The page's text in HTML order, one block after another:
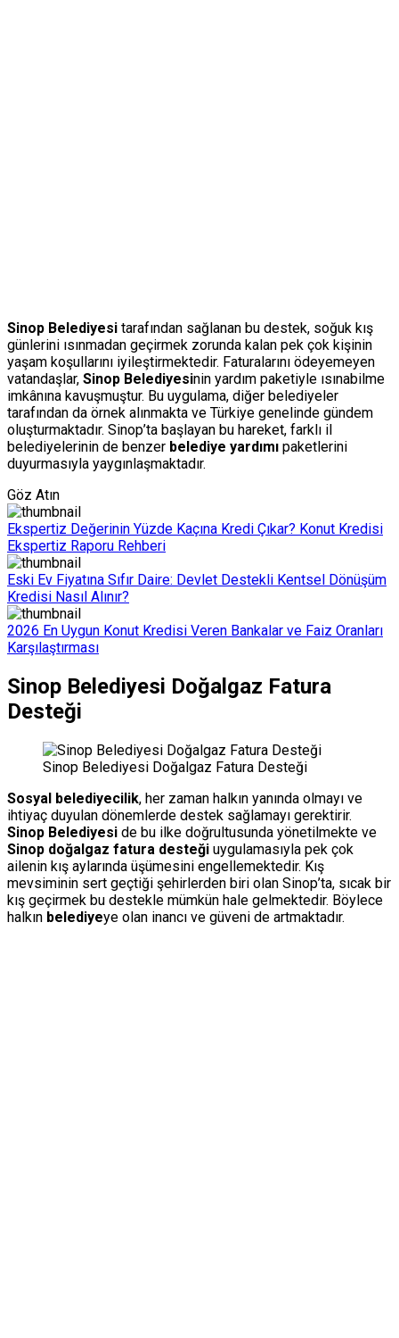
Sinop Belediyesi tarafından sağlanan bu destek, soğuk kış
günlerini ısınmadan geçirmek zorunda kalan pek çok kişinin
yaşam koşullarını iyileştirmektedir. Faturalarını ödeyemeyen
vatandaşlar, Sinop Belediyesinin yardım paketiyle ısınabilme
imkânına kavuşmuştur. Bu uygulama, diğer belediyeler
tarafından da örnek alınmakta ve Türkiye genelinde gündem
oluşturmaktadır. Sinop’ta başlayan bu hareket, farklı il
belediyelerinin de benzer belediye yardımı paketlerini
duyurmasıyla yaygınlaşmaktadır.
Göz Atın
Ekspertiz Değerinin Yüzde Kaçına Kredi Çıkar? Konut Kredisi
Ekspertiz Raporu Rehberi
Eski Ev Fiyatına Sıfır Daire: Devlet Destekli Kentsel Dönüşüm
Kredisi Nasıl Alınır?
2026 En Uygun Konut Kredisi Veren Bankalar ve Faiz Oranları
Karşılaştırması
Sinop Belediyesi Doğalgaz Fatura
Desteği
Sinop Belediyesi Doğalgaz Fatura Desteği
Sosyal belediyecilik, her zaman halkın yanında olmayı ve
ihtiyaç duyulan dönemlerde destek sağlamayı gerektirir.
Sinop Belediyesi de bu ilke doğrultusunda yönetilmekte ve
Sinop doğalgaz fatura desteği uygulamasıyla pek çok
ailenin kış aylarında üşümesini engellemektedir. Kış
mevsiminin sert geçtiği şehirlerden biri olan Sinop’ta, sıcak bir
kış geçirmek bu destekle mümkün hale gelmektedir. Böylece
halkın belediyeye olan inancı ve güveni de artmaktadır.